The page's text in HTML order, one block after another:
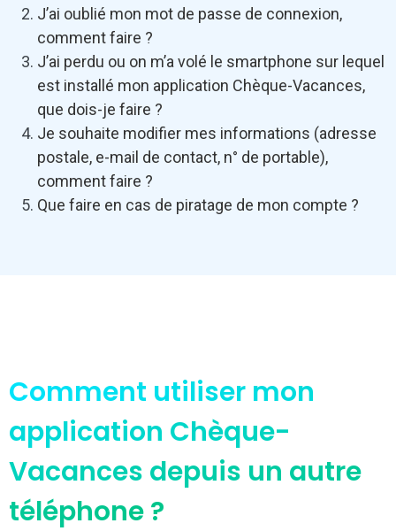
J’ai oublié mon mot de passe de connexion,
comment faire ?
J’ai perdu ou on m’a volé le smartphone sur lequel
est installé mon application Chèque-Vacances,
que dois-je faire ?
Je souhaite modifier mes informations (adresse
postale, e-mail de contact, n° de portable),
comment faire ?
Que faire en cas de piratage de mon compte ?
Comment utiliser mon
application Chèque-
Vacances depuis un autre
téléphone ?